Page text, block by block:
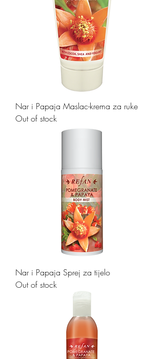
Nar i Papaja Maslac-krema za ruke
Out of stock
Nar i Papaja Sprej za tijelo
Out of stock